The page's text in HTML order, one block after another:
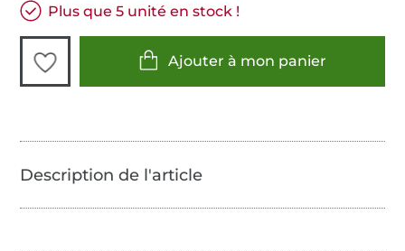
Plus que 5 unité en stock !
Ajouter à mon panier